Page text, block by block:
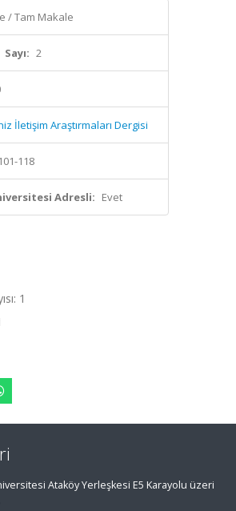
/ Tam Makale
Sayı: 2
İletişim Araştırmaları Dergisi
118
Adresli: Evet
1
Ataköy Yerleşkesi E5 Karayolu üzeri